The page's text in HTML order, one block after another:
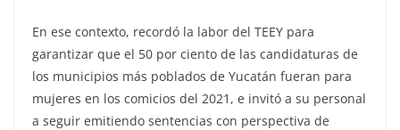
En ese contexto, recordó la labor del TEEY para
garantizar que el 50 por ciento de las candidaturas de
los municipios más poblados de Yucatán fueran para
mujeres en los comicios del 2021, e invitó a su personal
a seguir emitiendo sentencias con perspectiva de